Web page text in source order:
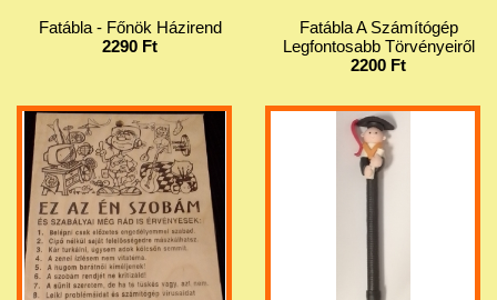
Fatábla - Főnök Házirend
2290 Ft
Fatábla A Számítógép
Legfontosabb Törvényeiről
2200 Ft